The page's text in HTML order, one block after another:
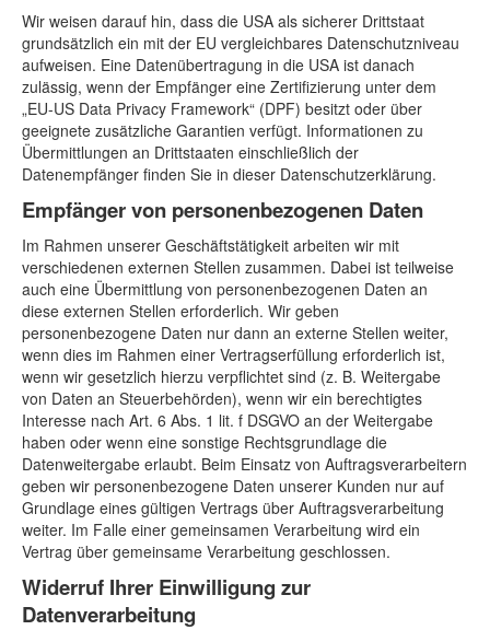
Wir weisen darauf hin, dass die USA als sicherer Drittstaat
grundsätzlich ein mit der EU vergleichbares Datenschutzniveau
aufweisen. Eine Datenübertragung in die USA ist danach
zulässig, wenn der Empfänger eine Zertifizierung unter dem
„EU-US Data Privacy Framework“ (DPF) besitzt oder über
geeignete zusätzliche Garantien verfügt. Informationen zu
Übermittlungen an Drittstaaten einschließlich der
Datenempfänger finden Sie in dieser Datenschutzerklärung.
Empfänger von personenbezogenen Daten
Im Rahmen unserer Geschäftstätigkeit arbeiten wir mit
verschiedenen externen Stellen zusammen. Dabei ist teilweise
auch eine Übermittlung von personenbezogenen Daten an
diese externen Stellen erforderlich. Wir geben
personenbezogene Daten nur dann an externe Stellen weiter,
wenn dies im Rahmen einer Vertragserfüllung erforderlich ist,
wenn wir gesetzlich hierzu verpflichtet sind (z. B. Weitergabe
von Daten an Steuerbehörden), wenn wir ein berechtigtes
Interesse nach Art. 6 Abs. 1 lit. f DSGVO an der Weitergabe
haben oder wenn eine sonstige Rechtsgrundlage die
Datenweitergabe erlaubt. Beim Einsatz von Auftragsverarbeitern
geben wir personenbezogene Daten unserer Kunden nur auf
Grundlage eines gültigen Vertrags über Auftragsverarbeitung
weiter. Im Falle einer gemeinsamen Verarbeitung wird ein
Vertrag über gemeinsame Verarbeitung geschlossen.
Widerruf Ihrer Einwilligung zur
Datenverarbeitung